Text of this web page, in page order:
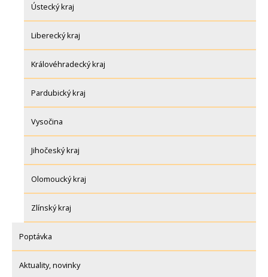
Ústecký kraj
Liberecký kraj
Královéhradecký kraj
Pardubický kraj
Vysočina
Jihočeský kraj
Olomoucký kraj
Zlínský kraj
Poptávka
Aktuality, novinky